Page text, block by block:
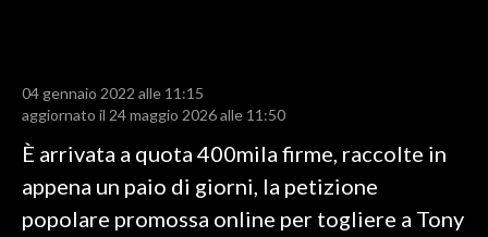
RISULTATI E CLASSIFICHE
CALCIO
CALCIO REGIONALE
BASKET
VOLLEY
04 gennaio 2022 alle 11:15
aggiornato il 24 maggio 2026 alle 11:50
È arrivata a quota 400mila firme, raccolte in
appena un paio di giorni, la petizione
popolare promossa online per togliere a Tony